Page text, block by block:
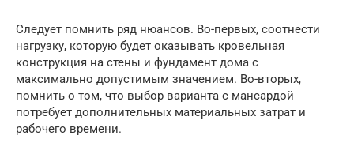
Следует помнить ряд нюансов. Во-первых, соотнести
нагрузку, которую будет оказывать кровельная
конструкция на стены и фундамент дома с
максимально допустимым значением. Во-вторых,
помнить о том, что выбор варианта с мансардой
потребует дополнительных материальных затрат и
рабочего времени.